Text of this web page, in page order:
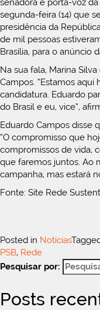
senadora e porta-voz
segunda-feira (14) que
presidência da
de mil pessoas
Brasília, para o anúncio
Na sua fala, Marina
Campos. “Estamos
candidatura. Eduardo
do Brasil e eu, vice”,
Eduardo Campos disse
“O compromisso que
compromissos de vida,
que faremos juntos. Ao
campanha, mas estará
Fonte: Site Rede
Posted in Notícias
PSB, Rede
Pesquisar por:
Posts